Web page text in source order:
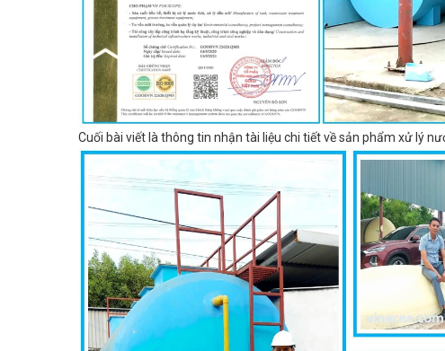
Cuối bài viết là thông tin nhận tài liệu chi tiết về sản phẩm xử lý